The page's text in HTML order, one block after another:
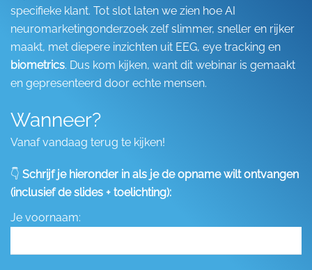
specifieke klant. Tot slot laten we zien hoe AI
neuromarketingonderzoek zelf slimmer, sneller en rijker
maakt, met diepere inzichten uit EEG, eye tracking en
biometrics. Dus kom kijken, want dit webinar is gemaakt
en gepresenteerd door echte mensen.
Wanneer?
Vanaf vandaag terug te kijken!
👇 Schrijf je hieronder in als je de opname wilt ontvangen
(inclusief de slides + toelichting):
Je voornaam: